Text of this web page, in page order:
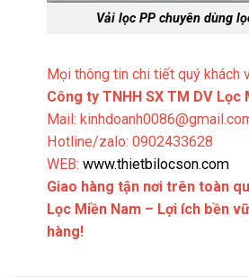
Vải lọc PP chuyên dùng
Mọi thông tin chi tiết quý khách
Công ty TNHH SX TM DV Lọc
Mail:
Hotline/zalo: 0902433628
WEB: www.thietbilocson.com
Giao hàng tận nơi trên toàn
Lọc Miền Nam – Lợi ích bền
hàng!